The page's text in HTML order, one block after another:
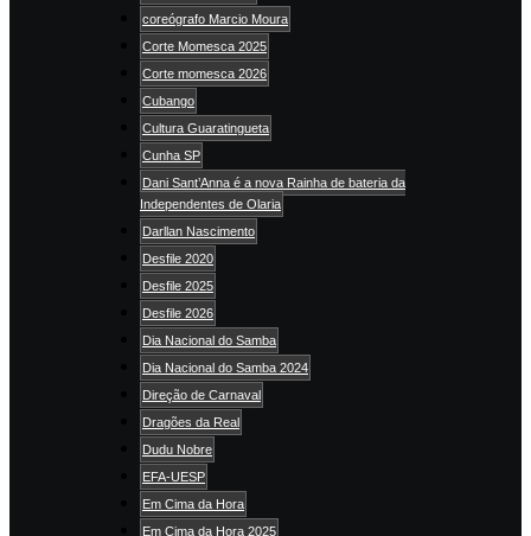
coreógrafo Marcio Moura
Corte Momesca 2025
Corte momesca 2026
Cubango
Cultura Guaratingueta
Cunha SP
Dani Sant’Anna é a nova Rainha de bateria da
Independentes de Olaria
Darllan Nascimento
Desfile 2020
Desfile 2025
Desfile 2026
Dia Nacional do Samba
Dia Nacional do Samba 2024
Direção de Carnaval
Dragões da Real
Dudu Nobre
EFA-UESP
Em Cima da Hora
Em Cima da Hora 2025